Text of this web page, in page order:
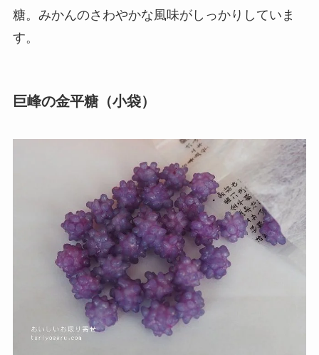
糖。みかんのさわやかな風味がしっかりしていま
す。
巨峰の金平糖（小袋）